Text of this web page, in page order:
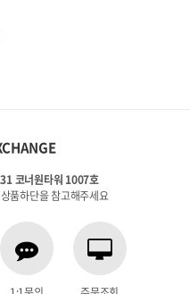
코너원타워 1007호
품하단을 참고해주세요